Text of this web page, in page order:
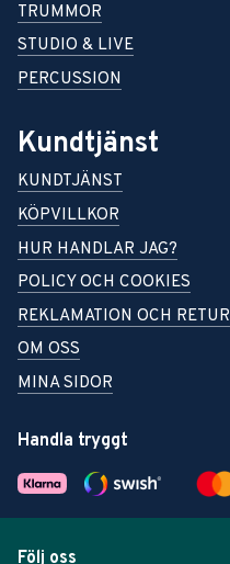
TRUMMOR
STUDIO & LIVE
PERCUSSION
Kundtjänst
KUNDTJÄNST
KÖPVILLKOR
HUR HANDLAR JAG?
POLICY OCH COOKIES
REKLAMATION OCH RETUR
OM OSS
MINA SIDOR
Handla tryggt
Följ oss